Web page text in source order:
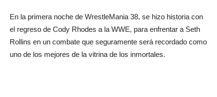
En la primera noche de WrestleMania 38, se hizo historia con
el regreso de Cody Rhodes a la WWE, para enfrentar a Seth
Rollins en un combate que seguramente será recordado como
uno de los mejores de la vitrina de los inmortales.